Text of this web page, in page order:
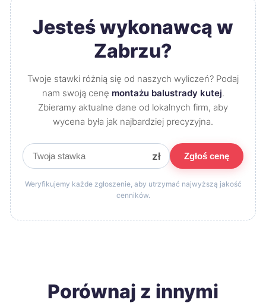
Jesteś wykonawcą w
Zabrzu?
Twoje stawki różnią się od naszych wyliczeń? Podaj
nam swoją cenę montażu balustrady kutej.
Zbieramy aktualne dane od lokalnych firm, aby
wycena była jak najbardziej precyzyjna.
zł Zgłoś cenę
Weryfikujemy każde zgłoszenie, aby utrzymać najwyższą jakość
cenników.
Porównaj z innymi